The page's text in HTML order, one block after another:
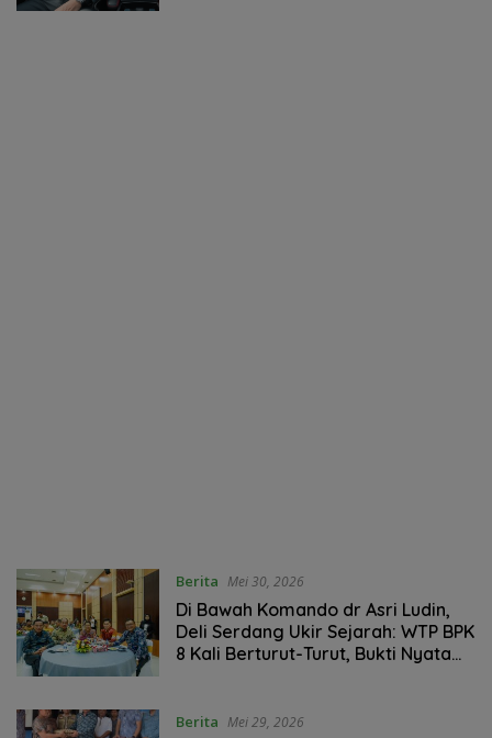
Berita Mei 30, 2026
Di Bawah Komando dr Asri Ludin,
Deli Serdang Ukir Sejarah: WTP BPK
8 Kali Berturut-Turut, Bukti Nyata
Berita Mei 29, 2026